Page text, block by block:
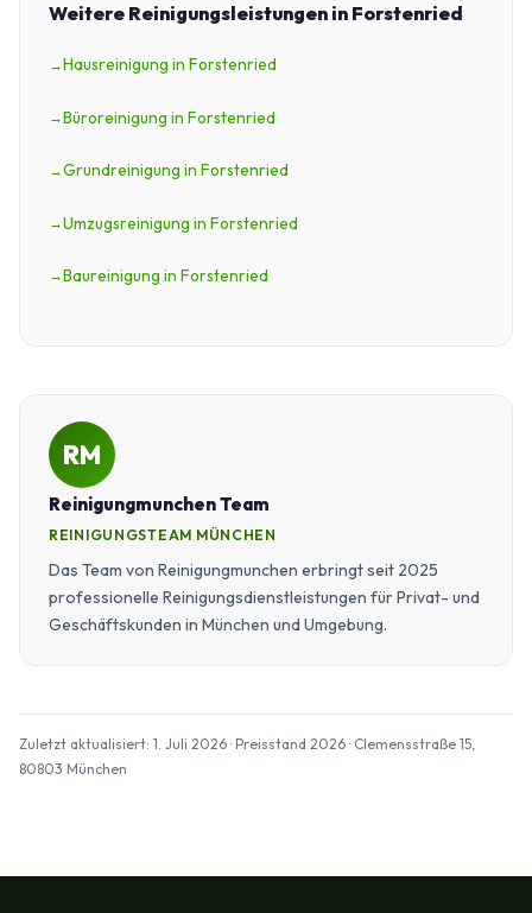
Weitere Reinigungsleistungen in Forstenried
Hausreinigung in Forstenried
Büroreinigung in Forstenried
Grundreinigung in Forstenried
Umzugsreinigung in Forstenried
Baureinigung in Forstenried
RM
Reinigungmunchen Team
REINIGUNGSTEAM MÜNCHEN
Das Team von Reinigungmunchen erbringt seit 2025
professionelle Reinigungsdienstleistungen für Privat- und
Geschäftskunden in München und Umgebung.
Zuletzt aktualisiert: 1. Juli 2026 · Preisstand 2026 · Clemensstraße 15,
80803 München